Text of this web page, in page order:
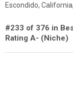
Escondido,
#233 of 376 in
Rating A- (Niche)